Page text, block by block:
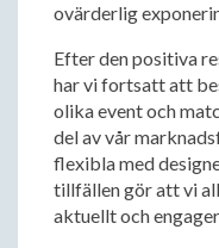
ovärderlig
Efter den positiva
har vi fortsatt att
olika event och
del av vår
flexibla med
tillfällen gör att vi
aktuellt och